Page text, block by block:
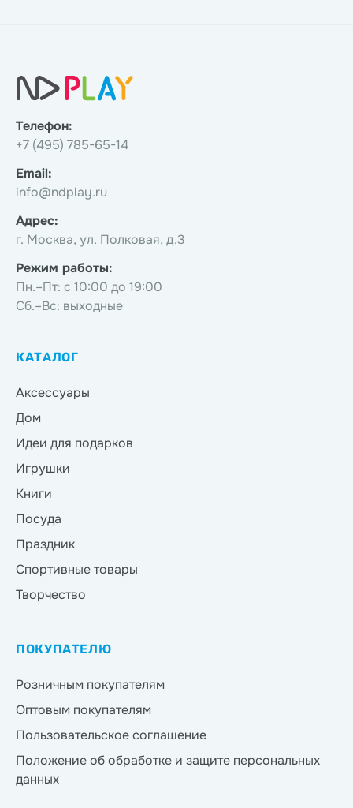
Телефон:
+7 (495) 785-65-14
Email:
info@ndplay.ru
Адрес:
г. Москва, ул. Полковая, д.3
Режим работы:
Пн.–Пт: с 10:00 до 19:00
Сб.–Вс: выходные
КАТАЛОГ
Аксессуары
Дом
Идеи для подарков
Игрушки
Книги
Посуда
Праздник
Спортивные товары
Творчество
ПОКУПАТЕЛЮ
Розничным покупателям
Оптовым покупателям
Пользовательское соглашение
Положение об обработке и защите персональных
данных